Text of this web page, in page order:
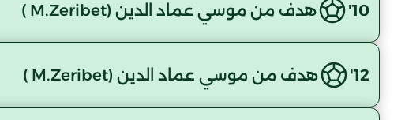
10' هدف من موسي عماد الدين (M.Zeribet )
12' هدف من موسي عماد الدين (M.Zeribet )